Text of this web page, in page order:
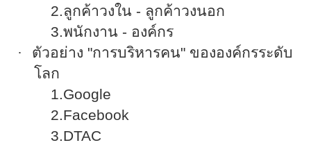
2.ลูกค้าวงใน - ลูกค้าวงนอก
3.พนักงาน - องค์กร
·
ตัวอย่าง "การบริหารคน" ขององค์กรระดับ
โลก
1.Google
2.Facebook
3.DTAC